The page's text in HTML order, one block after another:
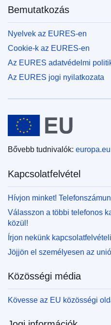
Bemutatkozás
Nyelvek az EURES-en
Cookie-k az EURES-en
Az EURES adatvédelmi
Az EURES jogi nyilatkozata
Bővebb tudnivalók: europa.eu
Kapcsolatfelvétel
Hívjon minket!
Válasszon a többi telefonos
közül!
Írjon nekünk
Jöjjön el személyesen az
Közösségi média
Kövesse az EU közösségi